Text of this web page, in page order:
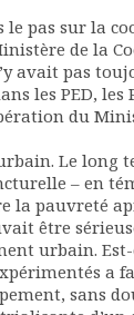
pas sur la
de la
avait pas
les PED,
du
Le long
– en
la pauvreté
être
urbain.
a